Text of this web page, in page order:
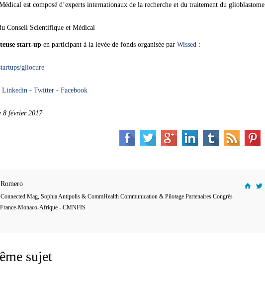
est composé d’experts internationaux de la recherche et du traitement du glioblastome.
Conseil Scientifique et Médical
start-up en participant à la levée de fonds organisée par Wissed :
gliocure
Linkedin - Twitter - Facebook
8 février 2017
Mag, Sophia Antipolis & CommHealth Communication & Pilotage Partenaires Congrès
Monaco-Afrique - CMNFIS
sujet